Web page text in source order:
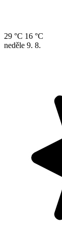
29 °C 16 °C
neděle 9. 8.